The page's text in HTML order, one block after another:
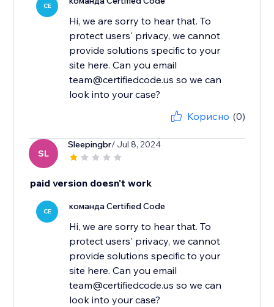
CE
Hi, we are sorry to hear that. To
protect users' privacy, we cannot
provide solutions specific to your
site here. Can you email
team@certifiedcode.us so we can
look into your case?
Корисно (0)
SL
Sleepingbr/ Jul 8, 2024
paid version doesn't work
CE команда Certified Code
Hi, we are sorry to hear that. To
protect users' privacy, we cannot
provide solutions specific to your
site here. Can you email
team@certifiedcode.us so we can
look into your case?